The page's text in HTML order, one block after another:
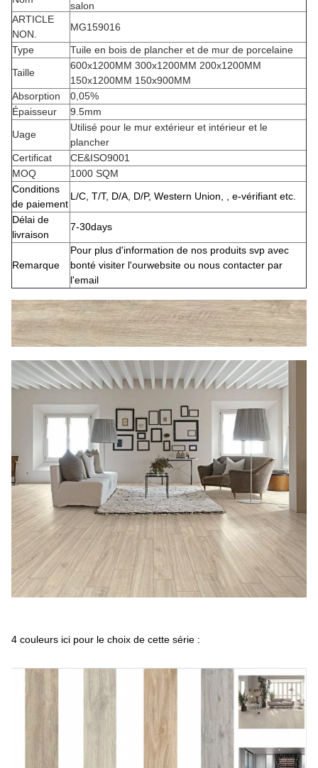
salon
ARTICLE
NON.
MG159016
Type
Tuile en bois de plancher et de mur de porcelaine
Taille
600x1200MM 300x1200MM 200x1200MM
150x1200MM 150x900MM
Absorption
0,05%
Épaisseur
9.5mm
Uage
Utilisé pour le mur extérieur et intérieur et le
plancher
Certificat
CE&ISO9001
MOQ
1000 SQM
Conditions
de paiement
L/C, T/T, D/A, D/P, Western Union, , e-vérifiant etc.
Délai de
livraison
7-30days
Remarque
Pour plus d'information de nos produits svp avec
bonté visiter l'ourwebsite ou nous contacter par
l'email
4 couleurs ici pour le choix de cette série :